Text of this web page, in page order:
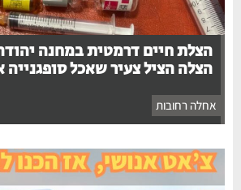
הצלת חיים דרמטית במחנה יהודה:
הצלה הציל צעיר שאכל סופגנייה
אחלה רחובות